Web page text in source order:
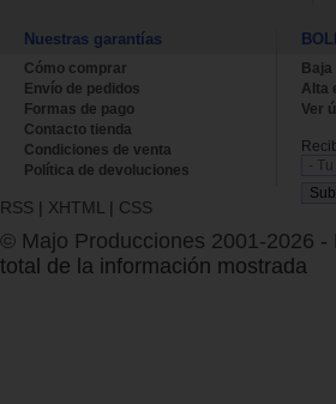
Nuestras garantías
Cómo comprar
Envío de pedidos
Formas de pago
Contacto tienda
Condiciones de venta
Política de devoluciones
Baja
Alta
Ver
RSS | XHTML | CSS
© Majo Producciones 2001-2026 -
total de la información mostrada